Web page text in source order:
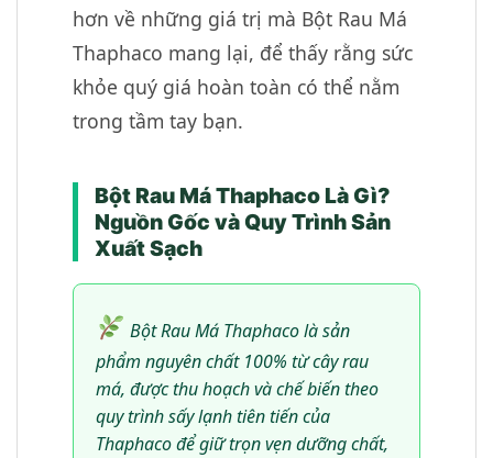
hơn về những giá trị mà Bột Rau Má
Thaphaco mang lại, để thấy rằng sức
khỏe quý giá hoàn toàn có thể nằm
trong tầm tay bạn.
Bột Rau Má Thaphaco Là Gì?
Nguồn Gốc và Quy Trình Sản
Xuất Sạch
Bột Rau Má Thaphaco là sản
phẩm nguyên chất 100% từ cây rau
má, được thu hoạch và chế biến theo
quy trình sấy lạnh tiên tiến của
Thaphaco để giữ trọn vẹn dưỡng chất,